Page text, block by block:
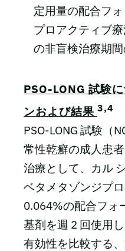
定用量の配合フ
プロアクティブ
の非盲検治療期
PSO-LONG 試験
ンおよび結果 3,4
PSO-LONG 試験（
常性乾癬の成人患
治療として、カル
ベタメタゾンジプ
0.064%の配合フォ
基剤を週 2 回使用
有効性を比較する